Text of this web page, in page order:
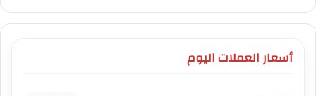
أسعار العملات اليوم